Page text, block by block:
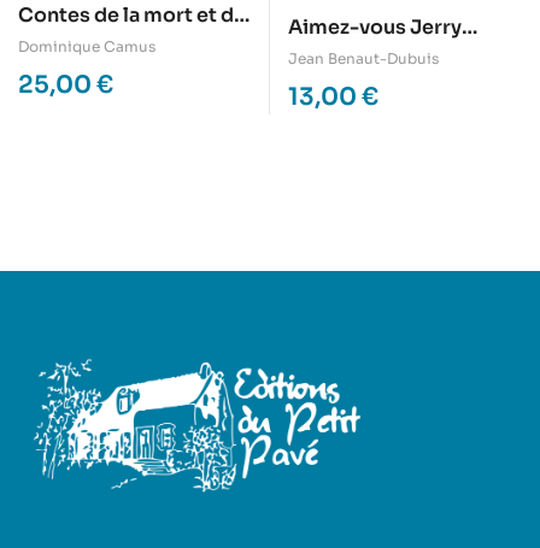
Contes de la mort et de
l’ankou
Dominique Camus
25,00 €
Aimez-vous Jerry
Lewis, Madame?
Jean Benaut-Dubuis
13,00 €